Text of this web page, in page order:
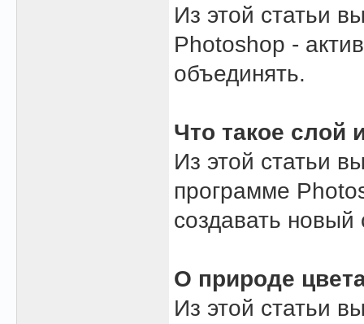
Из этой статьи
Photoshop -
объединять.
Что такое слой
Из этой статьи
программе
создавать новый
О природе
Из этой статьи